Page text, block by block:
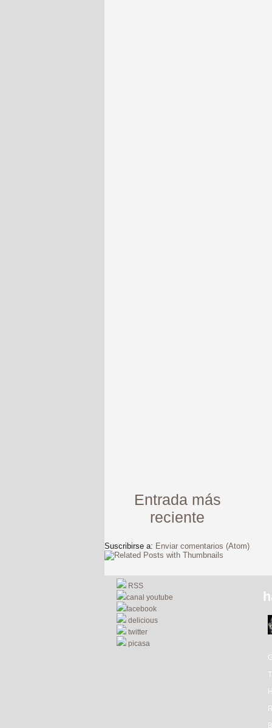
Entrada más
reciente
Suscribirse a: Enviar comentarios (Atom)
RSS
canal youtube
facebook
delicious
twitter
picasa